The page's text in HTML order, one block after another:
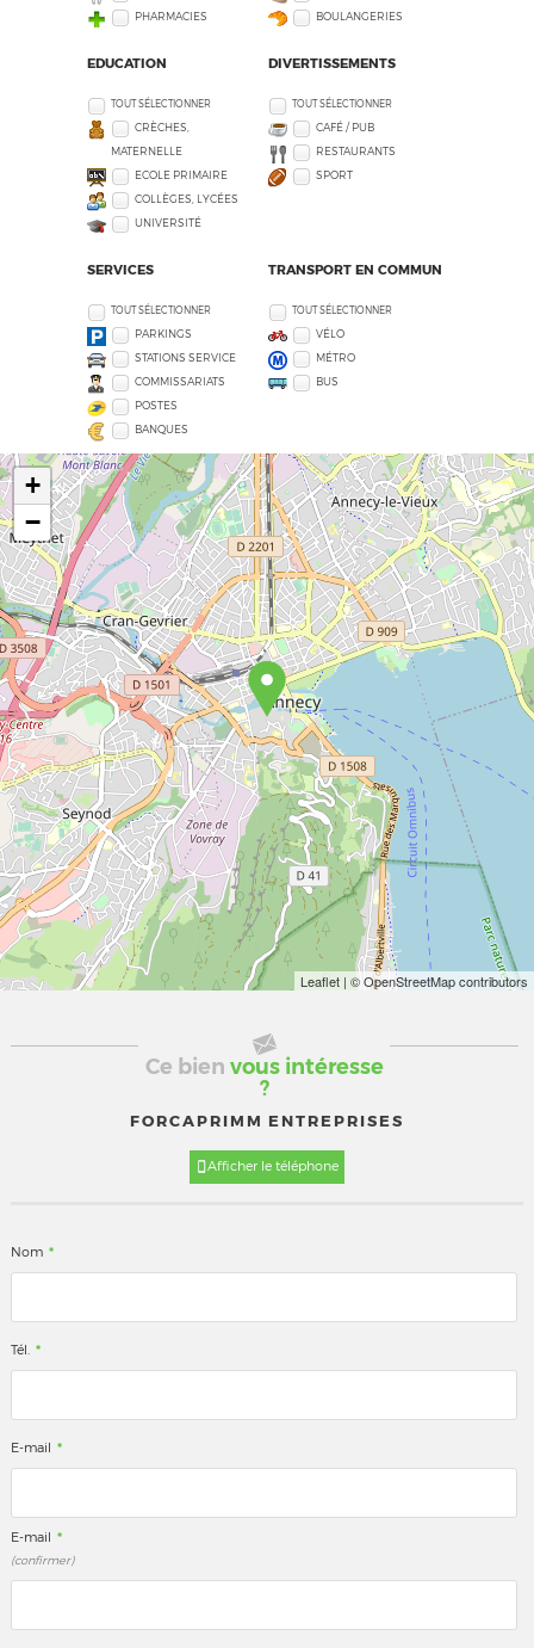
PHARMACIES BOULANGERIES
EDUCATION
TOUT SÉLECTIONNER
CRÈCHES,
MATERNELLE
ECOLE PRIMAIRE
COLLÈGES, LYCÉES
UNIVERSITÉ
DIVERTISSEMENTS
TOUT SÉLECTIONNER
CAFÉ / PUB
RESTAURANTS
SPORT
SERVICES
TOUT SÉLECTIONNER
PARKINGS
STATIONS SERVICE
COMMISSARIATS
POSTES
BANQUES
TRANSPORT EN COMMUN
TOUT SÉLECTIONNER
VÉLO
MÉTRO
BUS
+
−
Leaflet | © OpenStreetMap contributors
Ce bien vous intéresse
?
FORCAPRIMM ENTREPRISES
Afficher le téléphone
Nom *
Tél. *
E-mail *
E-mail *
(confirmer)